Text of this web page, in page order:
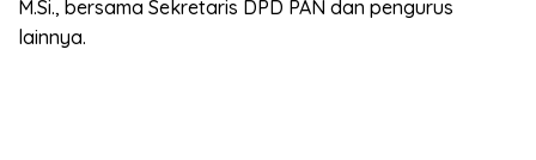
M.Si., bersama Sekretaris DPD PAN dan pengurus
lainnya.